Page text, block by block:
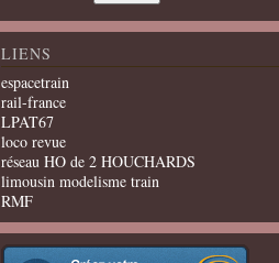
LIENS
espacetrain
rail-france
LPAT67
loco revue
réseau HO de 2 HOUCHARDS
limousin modelisme train
RMF